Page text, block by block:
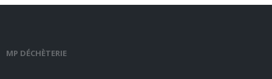
MP DÉCHÈTERIE